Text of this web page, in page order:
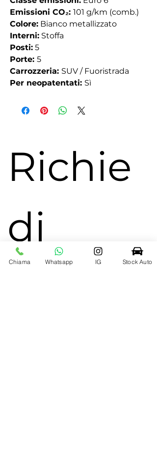
Emissioni CO₂: 101 g/km (comb.)
Colore: Bianco metallizzato
Interni: Stoffa
Posti: 5
Porte: 5
Carrozzeria: SUV / Fuoristrada
Per neopatentati: Sì
Richie
di
Chiama Whatsapp IG Stock Auto